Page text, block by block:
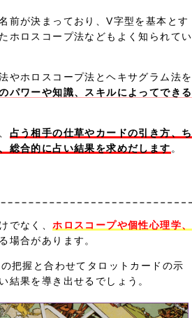
前が決まっており、V字型を基本とす
ホロスコープ法などもよく知られてい
やホロスコープ法とヘキサグラム法を
パワーや知識、スキルによってできる
占う相手の仕草やカードの引き方、ち
総合的に占い結果を求めだします。
でなく、ホロスコープや個性心理学、
場合があります。
把握と合わせてタロットカードの示
結果を導き出せるでしょう。